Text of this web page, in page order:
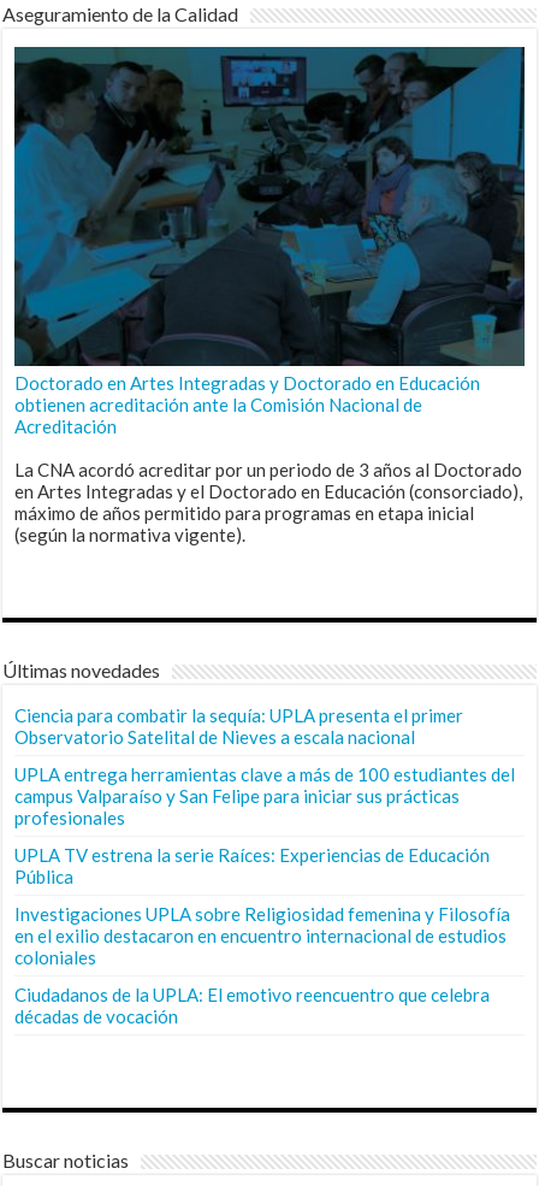
Aseguramiento de la Calidad
Doctorado en Artes Integradas y Doctorado en Educación
obtienen acreditación ante la Comisión Nacional de
Acreditación
La CNA acordó acreditar por un periodo de 3 años al Doctorado
en Artes Integradas y el Doctorado en Educación (consorciado),
máximo de años permitido para programas en etapa inicial
(según la normativa vigente).
Últimas novedades
Ciencia para combatir la sequía: UPLA presenta el primer
Observatorio Satelital de Nieves a escala nacional
UPLA entrega herramientas clave a más de 100 estudiantes del
campus Valparaíso y San Felipe para iniciar sus prácticas
profesionales
UPLA TV estrena la serie Raíces: Experiencias de Educación
Pública
Investigaciones UPLA sobre Religiosidad femenina y Filosofía
en el exilio destacaron en encuentro internacional de estudios
coloniales
Ciudadanos de la UPLA: El emotivo reencuentro que celebra
décadas de vocación
Buscar noticias